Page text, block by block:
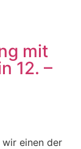
mit
12. –
einen der